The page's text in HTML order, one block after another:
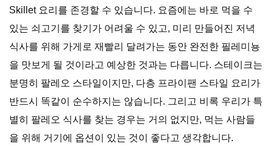
Skillet 요리를 존경할 수 있습니다. 요즘에는 바로 먹을 수
있는 쇠고기를 찾기가 어려울 수 있고, 미리 만들어진 저녁
식사를 위해 가게로 재빨리 달려가는 동안 완전한 필레미뇽
을 맛보게 될 것이라고 예상한 것과는 다릅니다. 스테이크는
분명히 팔레오 스타일이지만, 다층 프라이팬 스타일 요리가
반드시 똑같이 순수하지는 않습니다. 그리고 비록 우리가 특
별히 팔레오 식사를 찾는 경우는 거의 없지만, 먹는 사람들
을 위해 거기에 옵션이 있는 것이 좋다고 생각합니다.